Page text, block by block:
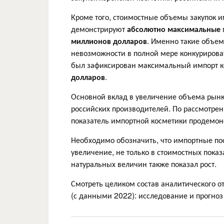
Кроме того, стоимостные объемы закупок
демонстрируютабсолютно максимальные
миллионов долларов. Именно такие
невозможности в полной мере
был зафиксирован максимальный импорт
долларов.
Основной вклад в увеличение объема
российских производителей. По
показатель импортной косметики
Необходимо обозначить, что импортные
увеличение, не только в стоимостных
натуральных величин также показал рост.
Смотреть целиком состав аналитического
(с данными 2022): исследование и